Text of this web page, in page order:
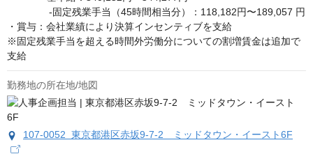
-固定残業手当（45時間相当分）：118,182円〜189,057 円
・賞与：会社業績により決算インセンティブを支給
※固定残業手当を超える時間外労働分についての割増賃金は追加で
支給
勤務地の所在地/地図
107-0052 東京都港区赤坂9-7-2 ミッドタウン・イースト6F